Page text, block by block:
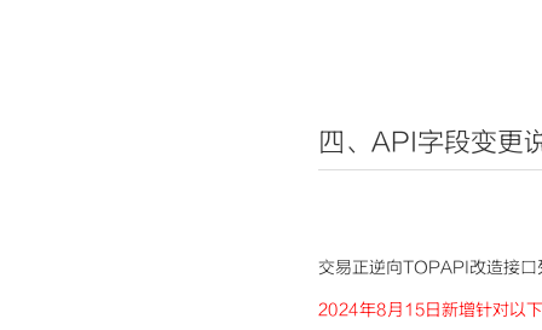
四、API字段变更
交易正逆向TOPAPI改造接口
2024年8月15日新增针对以